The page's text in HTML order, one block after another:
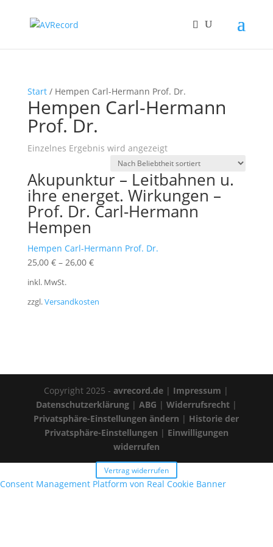
Start/ Hempen Carl-Hermann Prof. Dr.
Hempen Carl-Hermann
Prof. Dr.
Einzelnes Ergebnis wird angezeigt
Akupunktur – Leitbahnen u.
ihre energet. Wirkungen –
Prof. Dr. Carl-Hermann
Hempen
Hempen Carl-Hermann Prof. Dr.
25,00 €– 26,00 €
inkl. MwSt.
zzgl.Versandkosten
Copyright 2025 -avrecord.de | Impressum |
Datenschutzerklärung| ABG | Widerrufsrecht|
Privatsphäre-Einstellungen ändern | Historie der
Privatsphäre-Einstellungen | Einwilligungen
widerrufen
Vertrag widerrufen
Consent Management Platform von Real Cookie Banner